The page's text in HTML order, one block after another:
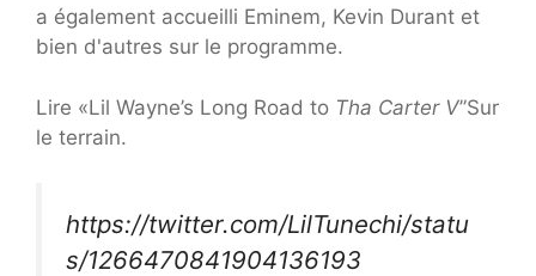
a également accueilli Eminem, Kevin Durant et
bien d'autres sur le programme.
Lire «Lil Wayne’s Long Road to Tha Carter V”Sur
le terrain.
https://twitter.com/LilTunechi/statu
s/1266470841904136193